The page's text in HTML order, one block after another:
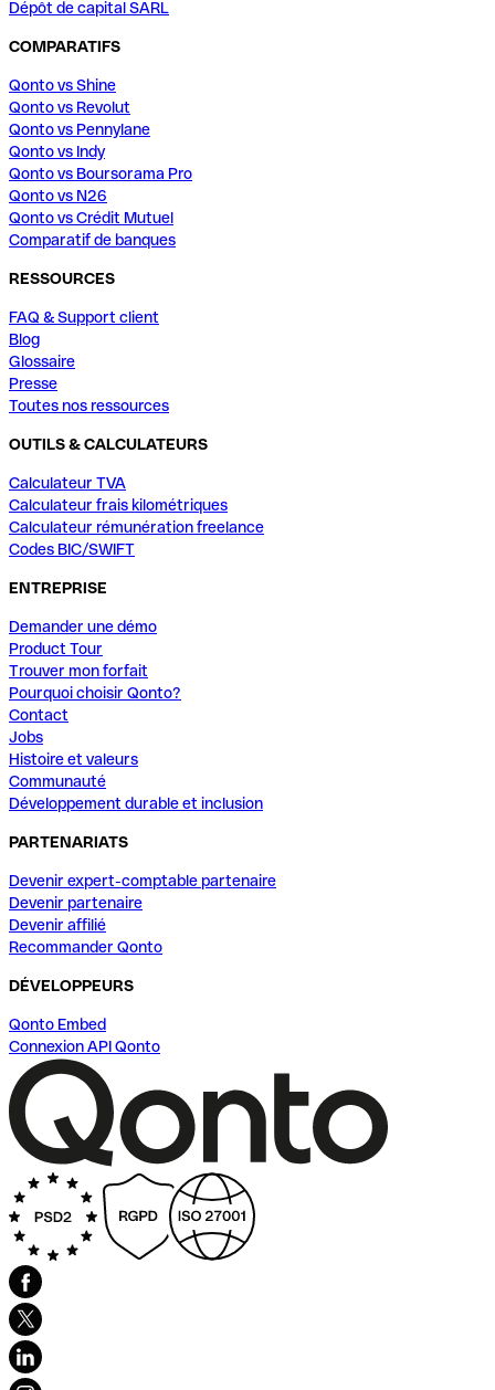
Dépôt de capital SARL
COMPARATIFS
Qonto vs Shine
Qonto vs Revolut
Qonto vs Pennylane
Qonto vs Indy
Qonto vs Boursorama Pro
Qonto vs N26
Qonto vs Crédit Mutuel
Comparatif de banques
RESSOURCES
FAQ & Support client
Blog
Glossaire
Presse
Toutes nos ressources
OUTILS & CALCULATEURS
Calculateur TVA
Calculateur frais kilométriques
Calculateur rémunération freelance
Codes BIC/SWIFT
ENTREPRISE
Demander une démo
Product Tour
Trouver mon forfait
Pourquoi choisir Qonto?
Contact
Jobs
Histoire et valeurs
Communauté
Développement durable et inclusion
PARTENARIATS
Devenir expert-comptable partenaire
Devenir partenaire
Devenir affilié
Recommander Qonto
DÉVELOPPEURS
Qonto Embed
Connexion API Qonto